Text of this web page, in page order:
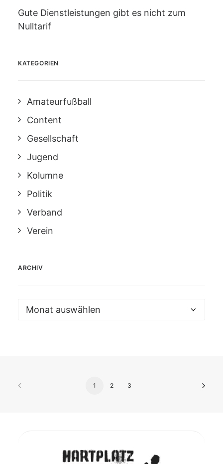
Gute Dienstleistungen gibt es nicht zum
Nulltarif
KATEGORIEN
Amateurfußball
Content
Gesellschaft
Jugend
Kolumne
Politik
Verband
Verein
ARCHIV
Archiv
1 2 3